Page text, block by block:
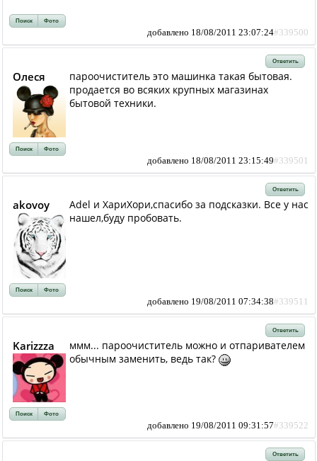
Поиск Фото
добавлено 18/08/2011 23:07:24#339500
Ответить
Олеся
пароочиститель это машинка такая бытовая.
продается во всяких крупных магазинах
бытовой техники.
Поиск Фото
добавлено 18/08/2011 23:15:49#339501
Ответить
akovoy
Adel и ХариХори,спасибо за подсказки. Все у нас
нашел,буду пробовать.
Поиск Фото
добавлено 19/08/2011 07:34:38#339511
Ответить
Karizzza
ммм... пароочиститель можно и отпаривателем
обычным заменить, ведь так?
Поиск Фото
добавлено 19/08/2011 09:31:57#339522
Ответить